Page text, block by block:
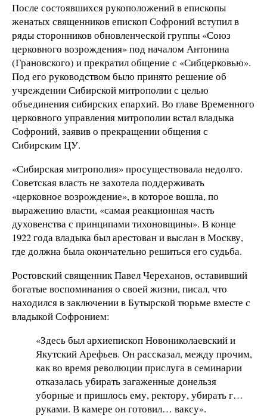
После состоявшихся рукоположений в епископы
женатых священников епископ Софроний вступил в
ряды сторонников обновленческой группы «Союз
церковного возрождения» под началом Антонина
(Грановского) и прекратил общение с «Сибцерковью».
Под его руководством было принято решение об
учреждении Сибирской митрополии с целью
объединения сибирских епархий. Во главе Временного
церковного управления митрополии встал владыка
Софроний, заявив о прекращении общения с
Сибирским ЦУ.
«Сибирская митрополия» просуществовала недолго.
Советская власть не захотела поддерживать
«церковное возрождение», в которое вошла, по
выражению власти, «самая реакционная часть
духовенства с принципами тихоновщины». В конце
1922 года владыка был арестован и выслан в Москву,
где должна была окончательно решиться его судьба.
Ростовский священник Павел Череханов, оставивший
богатые воспоминания о своей жизни, писал, что
находился в заключении в Бутырской тюрьме вместе с
владыкой Софронием:
«Здесь был архиепископ Новониколаевский и
Якутский Арефьев. Он рассказал, между прочим,
как во время революции прислуга в семинарии
отказалась убирать загаженные донельзя
уборные и пришлось ему, ректору, убирать г…
руками. В камере он готовил… ваксу».